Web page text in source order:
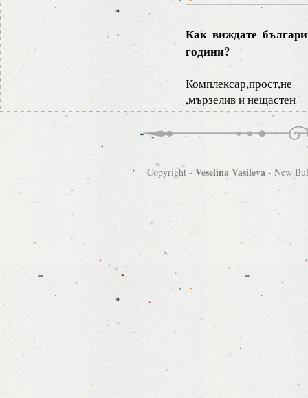
Как виждате
години?
,мързелив и нещастен
Copyright - Veselina Vasileva- New